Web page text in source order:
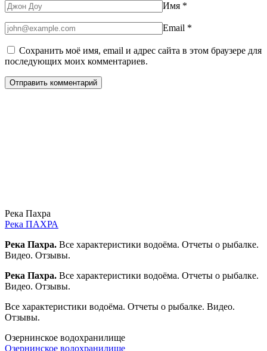
Имя *
Email *
Сохранить моё имя, email и адрес сайта в этом браузере для
последующих моих комментариев.
Река Пахра
Река ПАХРА
Река Пахра. Все характеристики водоёма. Отчеты о рыбалке.
Видео. Отзывы.
Река Пахра. Все характеристики водоёма. Отчеты о рыбалке.
Видео. Отзывы.
Все характеристики водоёма. Отчеты о рыбалке. Видео.
Отзывы.
Озернинское водохранилище
Озернинское водохранилище